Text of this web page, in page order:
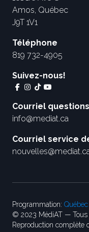
Amos, Québec
J9T 1V1
Téléphone
819 732-4905
Suivez-nous!
Courriel
info@mediat.ca
Courriel service
Programmation:
© 2023 MédiAT — Tous
Reproduction complète